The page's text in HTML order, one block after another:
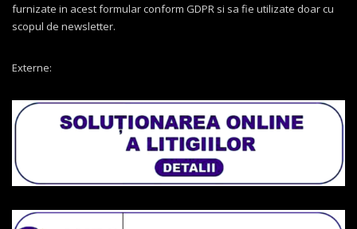
furnizate in acest formular conform GDPR si sa fie utilizate doar cu
scopul de newsletter.
Externe: